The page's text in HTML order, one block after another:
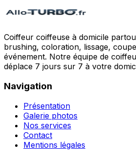
Coiffeur coiffeuse à domicile
brushing, coloration, lissage,
événement. Notre équipe de
déplace 7 jours sur 7 à votre
Navigation
Présentation
Galerie photos
Nos services
Contact
Mentions légales